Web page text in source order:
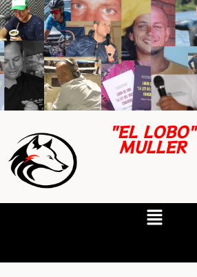
"EL LOBO"
MULLER